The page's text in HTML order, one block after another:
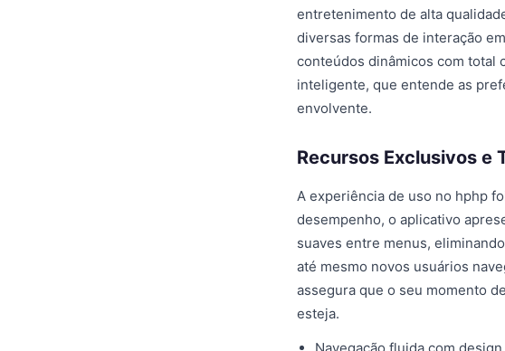
entretenimento de alta
diversas formas de interação
conteúdos dinâmicos com total
inteligente, que entende as
envolvente.
Recursos Exclusivos e
A experiência de uso no hphp
desempenho, o aplicativo
suaves entre menus,
até mesmo novos usuários
assegura que o seu momento
esteja.